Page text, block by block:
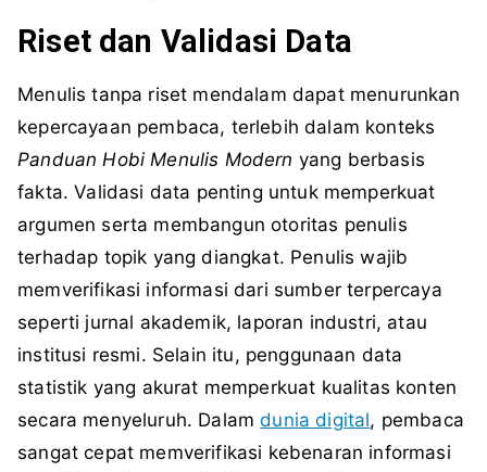
Riset dan Validasi Data
Menulis tanpa riset mendalam dapat menurunkan
kepercayaan pembaca, terlebih dalam konteks
Panduan Hobi Menulis Modern yang berbasis
fakta. Validasi data penting untuk memperkuat
argumen serta membangun otoritas penulis
terhadap topik yang diangkat. Penulis wajib
memverifikasi informasi dari sumber terpercaya
seperti jurnal akademik, laporan industri, atau
institusi resmi. Selain itu, penggunaan data
statistik yang akurat memperkuat kualitas konten
secara menyeluruh. Dalamdunia digital, pembaca
sangat cepat memverifikasi kebenaran informasi